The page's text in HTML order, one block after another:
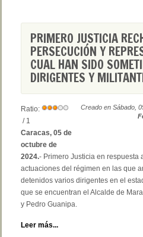
PRIMERO JUSTICIA
PERSECUCIÓN Y
CUAL HAN SIDO
DIRIGENTES Y
Creado en Sábado,
Ratio:
/ 1
Caracas, 05 de
octubre de
2024.- Primero Justicia en respuesta
actuaciones del régimen en las que
detenidos varios dirigentes en el
que se encuentran el Alcalde de
y Pedro Guanipa.
Leer más...